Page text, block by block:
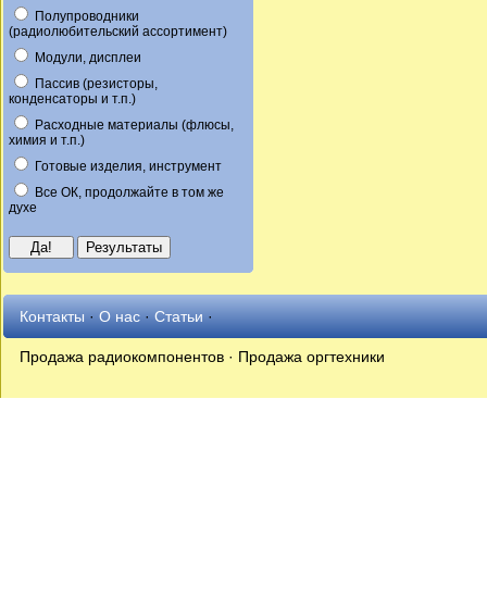
Полупроводники
(радиолюбительский ассортимент)
Модули, дисплеи
Пассив (резисторы,
конденсаторы и т.п.)
Расходные материалы (флюсы,
химия и т.п.)
Готовые изделия, инструмент
Все ОК, продолжайте в том же
духе
Контакты·О нас·Статьи·
Продажа радиокомпонентов · Продажа оргтехники